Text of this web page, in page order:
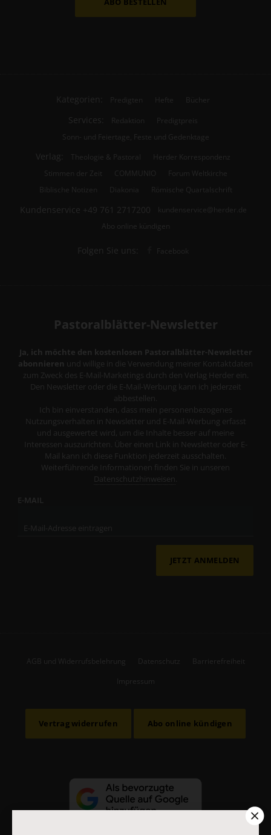
Kategorien: Predigten Hefte Bücher
Services: Redaktion
Predigtpreis
Sonn- und Feiertage, Feste und Gedenktage
Verlag: Theologie & Pastoral
Herder Korrespondenz
Stimmen der Zeit
COMMUNIO
Forum Weltkirche
Biblische Notizen
Diakonia Römische Quartalschrift
Kundenservice +49 761 2717200
kundenservice@herder.de
Abo online kündigen
Folgen Sie uns: Facebook
Pastoralblätter-Newsletter
Ja, ich möchte den kostenlosen Pastoralblätter-Newsletter
abonnieren und willige in die Verwendung meiner Kontaktdaten
zum Zweck des E-Mail-Marketings durch den Verlag Herder ein.
Den Newsletter oder die E-Mail-Werbung kann ich jederzeit
abbestellen.
Ich bin einverstanden, dass mein personenbezogenes
Nutzungsverhalten in Newsletter und E-Mail-Werbung erfasst
und ausgewertet wird, um die Inhalte besser auf meine
Interessen auszurichten. Über einen Link in Newsletter oder E-
Mail kann ich diese Funktion jederzeit ausschalten.
Weiterführende Informationen finden Sie in unseren
Datenschutzhinweisen
E-MAIL
JETZT ANMELDEN
AGB und Widerrufsbelehrung Datenschutz Barrierefreiheit
Impressum
Vertrag widerrufen Abo online kündigen